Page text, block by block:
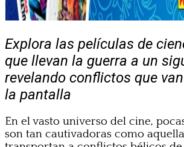
Explora las películas de
que llevan la guerra a un
revelando conflictos que
la pantalla
En el vasto universo del cine,
son tan cautivadoras como